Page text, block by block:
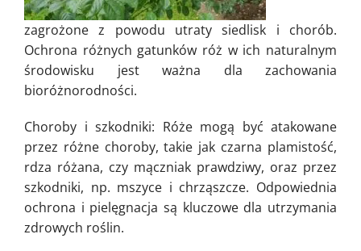
zagrożone z powodu utraty siedlisk i chorób.
Ochrona różnych gatunków róż w ich naturalnym
środowisku jest ważna dla zachowania
bioróżnorodności.
Choroby i szkodniki: Róże mogą być atakowane
przez różne choroby, takie jak czarna plamistość,
rdza różana, czy mączniak prawdziwy, oraz przez
szkodniki, np. mszyce i chrząszcze. Odpowiednia
ochrona i pielęgnacja są kluczowe dla utrzymania
zdrowych roślin.